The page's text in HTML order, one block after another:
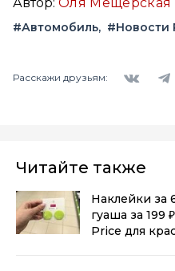
#Автомобиль #Новости
Расскажи друзьям:
Читайте также
Наклейки за
гуаша за 199
Price для